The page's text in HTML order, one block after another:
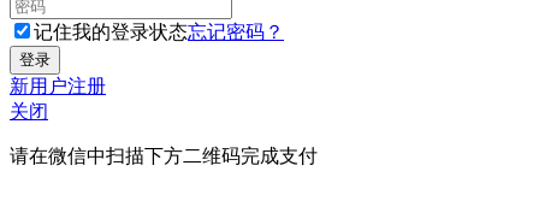
记住我的登录状态忘记密码？
新用户注册
关闭
请在微信中扫描下方二维码完成支付